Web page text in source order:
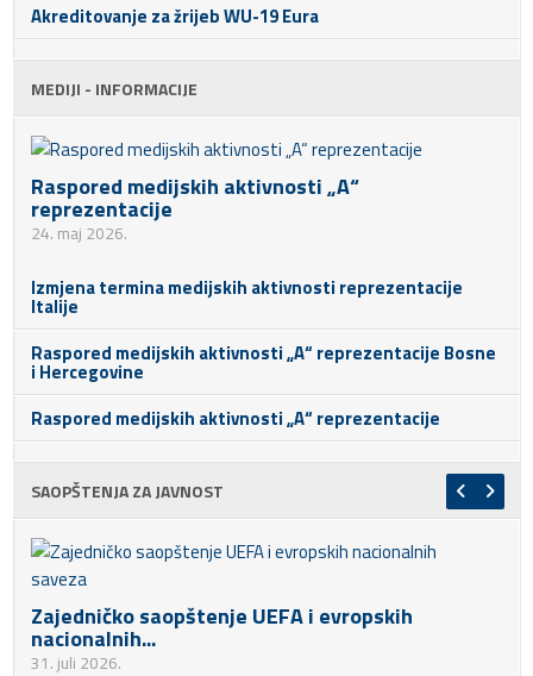
Akreditovanje za žrijeb WU-19 Eura
MEDIJI - INFORMACIJE
Raspored medijskih aktivnosti „A“
reprezentacije
24. maj 2026.
Izmjena termina medijskih aktivnosti reprezentacije
Italije
Raspored medijskih aktivnosti „A“ reprezentacije Bosne
i Hercegovine
Raspored medijskih aktivnosti „A“ reprezentacije
SAOPŠTENJA ZA JAVNOST
Zajedničko saopštenje UEFA i evropskih
nacionalnih...
31. juli 2026.